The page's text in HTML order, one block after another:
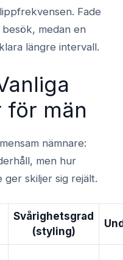
Fade
medan en
längre intervall.
för män
nämnare:
men hur
skiljer sig rejält.
Svårighetsgrad
(styling)